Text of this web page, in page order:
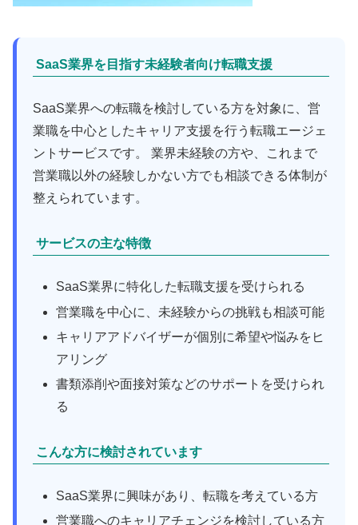
SaaS業界を目指す未経験者向け転職支援
SaaS業界への転職を検討している方を対象に、営
業職を中心としたキャリア支援を行う転職エージェ
ントサービスです。 業界未経験の方や、これまで
営業職以外の経験しかない方でも相談できる体制が
整えられています。
サービスの主な特徴
SaaS業界に特化した転職支援を受けられる
営業職を中心に、未経験からの挑戦も相談可能
キャリアアドバイザーが個別に希望や悩みをヒ
アリング
書類添削や面接対策などのサポートを受けられ
る
こんな方に検討されています
SaaS業界に興味があり、転職を考えている方
営業職へのキャリアチェンジを検討している方